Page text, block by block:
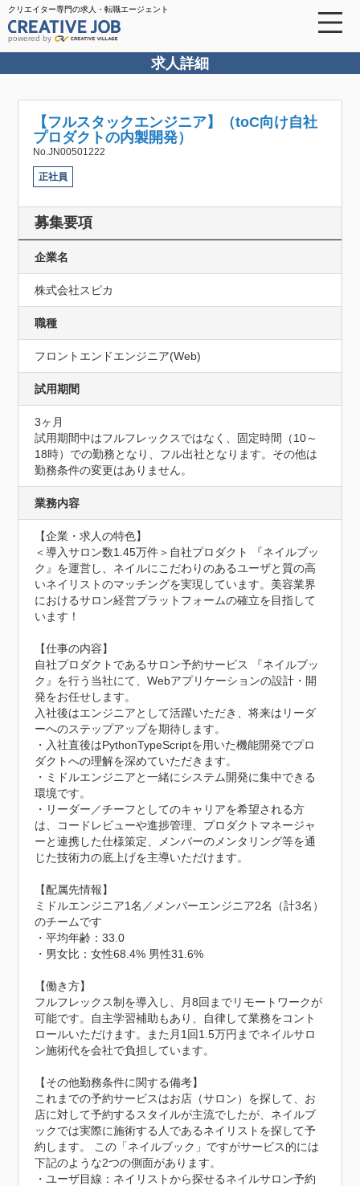
クリエイター専門の求人・転職エージェント
powered by
求人詳細
【フルスタックエンジニア】（toC向け自社
プロダクトの内製開発）
No.JN00501222
正社員
募集要項
企業名
株式会社スピカ
職種
フロントエンドエンジニア(Web)
試用期間
3ヶ月
試用期間中はフルフレックスではなく、固定時間（10～
18時）での勤務となり、フル出社となります。その他は
勤務条件の変更はありません。
業務内容
【企業・求人の特色】
＜導入サロン数1.45万件＞自社プロダクト 『ネイルブッ
ク』を運営し、ネイルにこだわりのあるユーザと質の高
いネイリストのマッチングを実現しています。美容業界
におけるサロン経営プラットフォームの確立を目指して
います！
【仕事の内容】
自社プロダクトであるサロン予約サービス 『ネイルブッ
ク』を行う当社にて、Webアプリケーションの設計・開
発をお任せします。
入社後はエンジニアとして活躍いただき、将来はリーダ
ーへのステップアップを期待します。
・入社直後はPythonTypeScriptを用いた機能開発でプロ
ダクトへの理解を深めていただきます。
・ミドルエンジニアと一緒にシステム開発に集中できる
環境です。
・リーダー／チーフとしてのキャリアを希望される方
は、コードレビューや進捗管理、プロダクトマネージャ
ーと連携した仕様策定、メンバーのメンタリング等を通
じた技術力の底上げを主導いただけます。
【配属先情報】
ミドルエンジニア1名／メンバーエンジニア2名（計3名）
のチームです
・平均年齢：33.0
・男女比：女性68.4% 男性31.6%
【働き方】
フルフレックス制を導入し、月8回までリモートワークが
可能です。自主学習補助もあり、自律して業務をコント
ロールいただけます。また月1回1.5万円までネイルサロ
ン施術代を会社で負担しています。
【その他勤務条件に関する備考】
これまでの予約サービスはお店（サロン）を探して、お
店に対して予約するスタイルが主流でしたが、ネイルブ
ックでは実際に施術する人であるネイリストを探して予
約します。 この「ネイルブック」ですがサービス的には
下記のような2つの側面があります。
・ユーザ目線：ネイリストから探せるネイルサロン予約